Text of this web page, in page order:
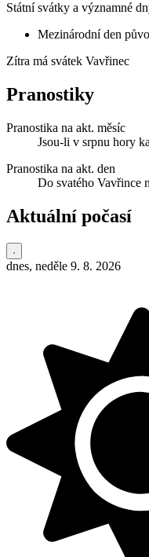
Státní svátky a významné
Mezinárodní den
Zítra má svátek Vavřinec
Pranostiky
Pranostika na akt. měsíc
Jsou-li v srpnu hory
Pranostika na akt. den
Do svatého Vavřince
Aktuální počasí
dnes, neděle 9. 8. 2026